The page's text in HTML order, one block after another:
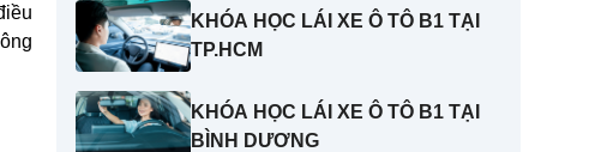
KHÓA HỌC LÁI XE Ô TÔ B1 TẠI
TP.HCM
KHÓA HỌC LÁI XE Ô TÔ B1 TẠI
BÌNH DƯƠNG